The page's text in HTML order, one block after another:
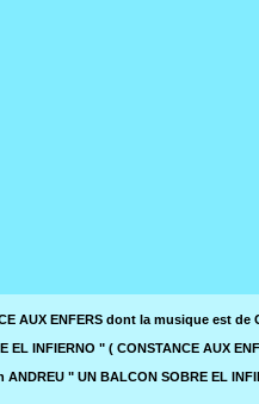
AUX ENFERS dont la musique est de
EL INFIERNO " ( CONSTANCE AUX
ANDREU " UN BALCON SOBRE EL